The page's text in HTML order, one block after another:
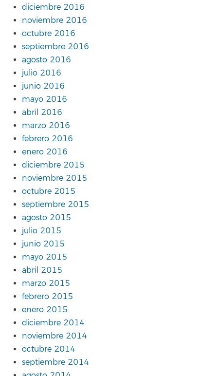
diciembre 2016
noviembre 2016
octubre 2016
septiembre 2016
agosto 2016
julio 2016
junio 2016
mayo 2016
abril 2016
marzo 2016
febrero 2016
enero 2016
diciembre 2015
noviembre 2015
octubre 2015
septiembre 2015
agosto 2015
julio 2015
junio 2015
mayo 2015
abril 2015
marzo 2015
febrero 2015
enero 2015
diciembre 2014
noviembre 2014
octubre 2014
septiembre 2014